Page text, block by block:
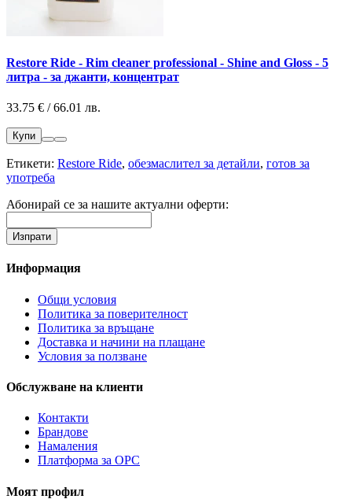
Restore Ride - Rim cleaner professional - Shine and Gloss - 5
литра - за джанти, концентрат
33.75 € / 66.01 лв.
Купи
Етикети: Restore Ride, обезмаслител за детайли, готов за
употреба
Абонирай се за нашите актуални оферти:
Информация
Общи условия
Политика за поверителност
Политика за връщане
Доставка и начини на плащане
Условия за ползване
Обслужване на клиенти
Контакти
Брандове
Намаления
Платформа за ОРС
Моят профил